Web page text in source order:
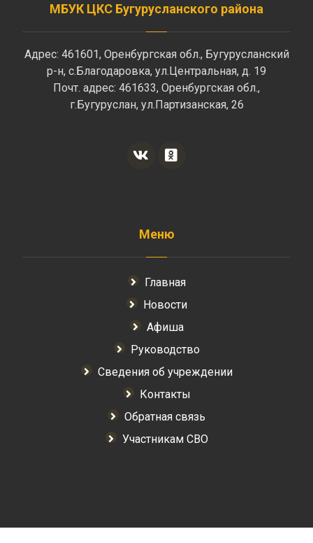
МБУК ЦКС Бугурусланского района
Адрес: 461601, Оренбургская обл., Бугурусланский
р-н, с.Благодаровка, ул.Центральная, д. 19
Почт. адрес: 461633, Оренбургская обл.,
г.Бугуруслан, ул.Партизанская, 26
Меню
Главная
Новости
Афиша
Руководство
Сведения об учреждении
Контакты
Обратная связь
Участникам СВО